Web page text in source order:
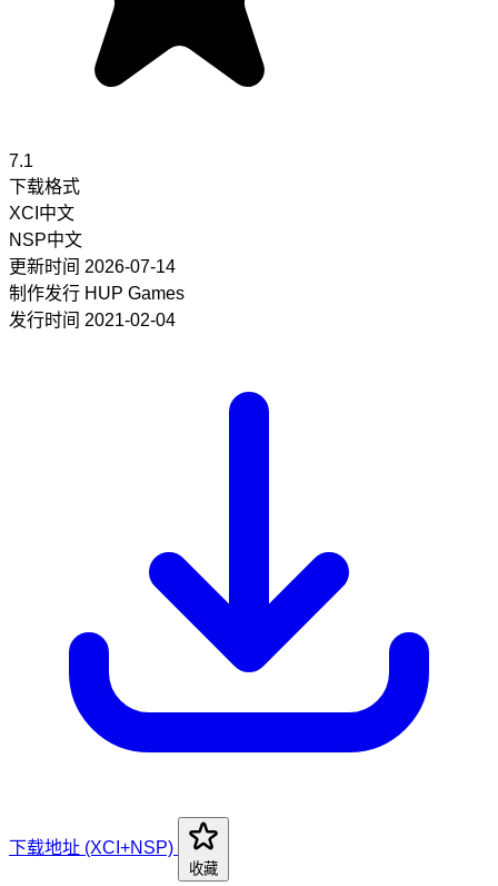
7.1
下载格式
XCI 中文
NSP中文
更新时间 2026-07-14
制作发行 HUP Games
发行时间 2021-02-04
下载地址 (XCI+NSP)
收藏